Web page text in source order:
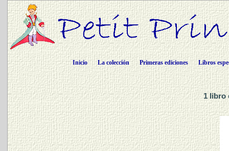
Inicio La colección Primeras ediciones Libros
1 libro